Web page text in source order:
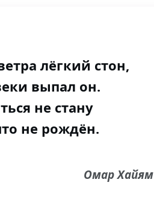
лёгкий стон,
выпал он.
не стану
не рождён.
Омар Хайям